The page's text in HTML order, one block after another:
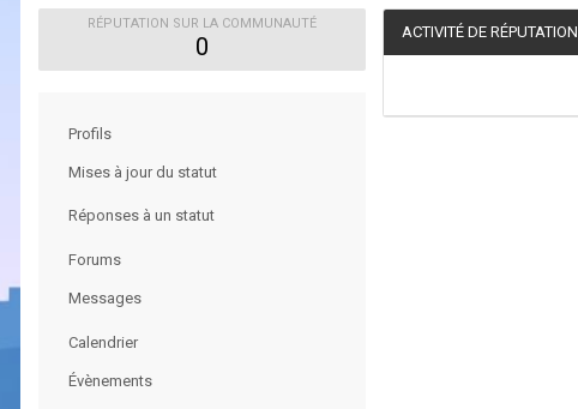
RÉPUTATION SUR LA COMMUNAUTÉ
0
Profils
Mises à jour du statut
Réponses à un statut
Forums
Messages
Calendrier
Évènements
ACTIVITÉ DE RÉPUTATION